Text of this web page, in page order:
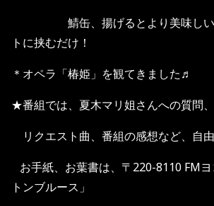
鯖缶、揚げるとより美味しい！
トに挟むだけ！
＊オペラ「椿姫」を観てきました♬
★番組では、夏木マリ姐さんへの質問
リクエスト曲、番組の感想など、自
お手紙、お葉書は、〒220-8110 FM
トンブルース」